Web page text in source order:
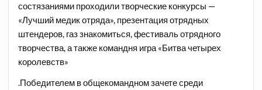
состязаниями проходили творческие конкурсы —
«Лучший медик отряда», презентация отрядных
штендеров, газ знакомиться, фестиваль отрядного
творчества, а также командня игра «Битва четырех
королевств»
.Победителем в общекомандном зачете среди